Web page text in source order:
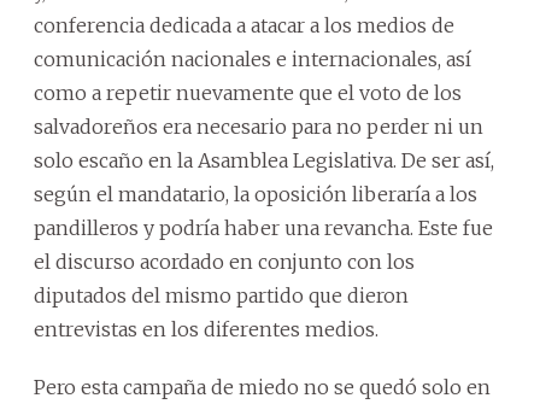
conferencia dedicada a atacar a los medios de
comunicación nacionales e internacionales, así
como a repetir nuevamente que el voto de los
salvadoreños era necesario para no perder ni un
solo escaño en la Asamblea Legislativa. De ser así,
según el mandatario, la oposición liberaría a los
pandilleros y podría haber una revancha. Este fue
el discurso acordado en conjunto con los
diputados del mismo partido que dieron
entrevistas en los diferentes medios.
Pero esta campaña de miedo no se quedó solo en